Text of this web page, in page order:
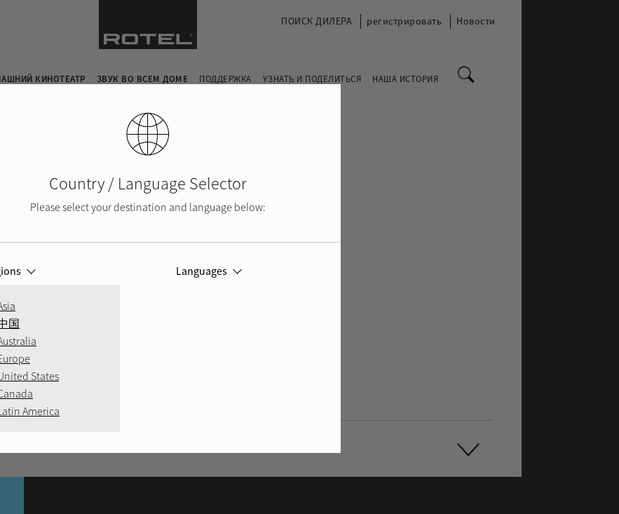
КИНОТЕАТР ЗВУК ВО ВСЕМ ДОМЕ ПОДДЕРЖКА УЗНАТЬ И ПОДЕЛИТЬСЯ НАША ИСТОРИЯ
ПОИСК ДИЛЕРА регистрировать Новости
Country / Language Selector
Please select your destination and language below:
国
States
America
Languages